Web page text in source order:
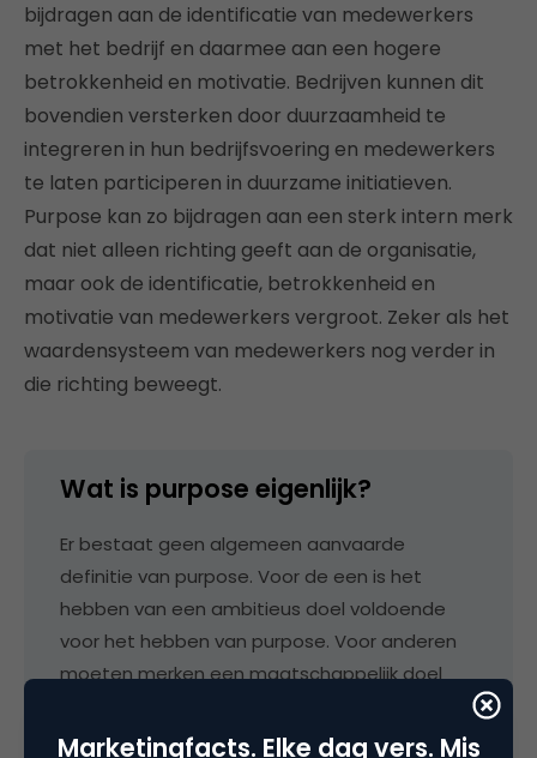
bijdragen aan de identificatie van medewerkers
met het bedrijf en daarmee aan een hogere
betrokkenheid en motivatie. Bedrijven kunnen dit
bovendien versterken door duurzaamheid te
integreren in hun bedrijfsvoering en medewerkers
te laten participeren in duurzame initiatieven.
Purpose kan zo bijdragen aan een sterk intern merk
dat niet alleen richting geeft aan de organisatie,
maar ook de identificatie, betrokkenheid en
motivatie van medewerkers vergroot. Zeker als het
waardensysteem van medewerkers nog verder in
die richting beweegt.
Wat is purpose eigenlijk?
Er bestaat geen algemeen aanvaarde
definitie van purpose. Voor de een is het
hebben van een ambitieus doel voldoende
voor het hebben van purpose. Voor anderen
moeten merken een maatschappelijk doel
duidelijke lijnen te trekken. Een te brede
Marketingfacts. Elke dag vers. Mis